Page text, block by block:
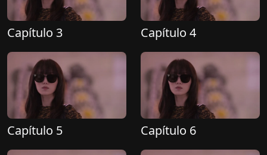
Capítulo 3 Capítulo 4
Capítulo 5 Capítulo 6